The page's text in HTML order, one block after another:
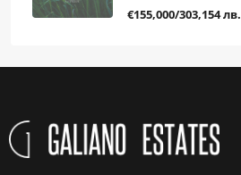
€155,000/303,154 лв.